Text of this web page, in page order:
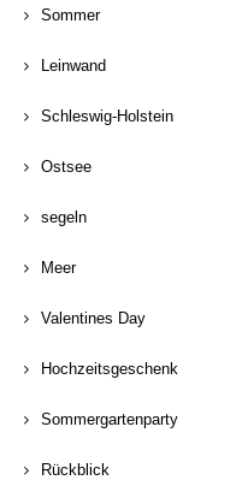
Sommer
Leinwand
Schleswig-Holstein
Ostsee
segeln
Meer
Valentines Day
Hochzeitsgeschenk
Sommergartenparty
Rückblick